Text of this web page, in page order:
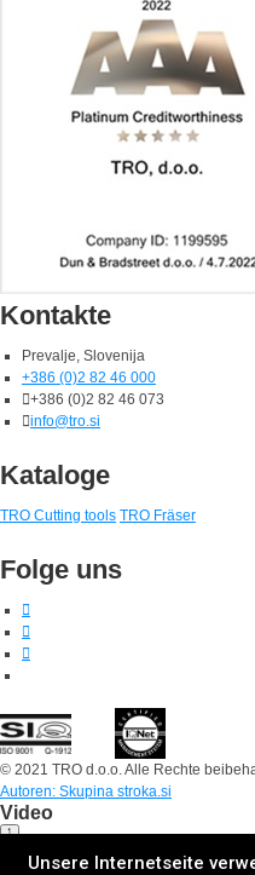
Kontakte
Prevalje, Slovenija
+386 (0)2 82 46 000
+386 (0)2 82 46 073
info@tro.si
Kataloge
TRO Cutting tools TRO Fräser
Folge uns
© 2021 TRO d.o.o. Alle Rechte
Autoren: Skupina stroka.si
Video
Unsere Internetseite